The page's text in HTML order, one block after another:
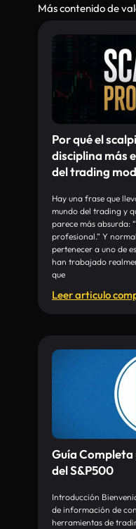
Más contenido de
Por qué el
disciplina más
del trading
Hay una frase que
mundo del trading y
parece más absurda:
profesional.” Y
pertenecer a uno de
han trabajado
que
Leer articulo
Guía
del S&P500
Introducción
de información de
herramientas de